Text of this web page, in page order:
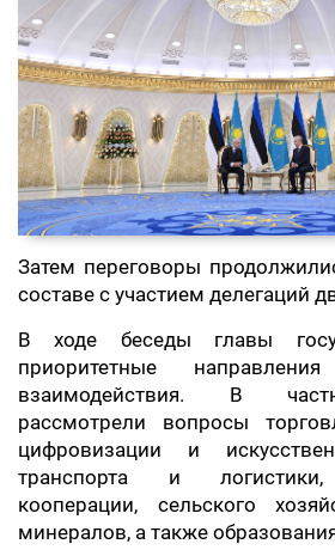
Затем переговоры
составе с участием делегаций
В ходе беседы главы
приоритетные
взаимодействия. В
рассмотрели вопросы
цифровизации и
транспорта и
кооперации, сельского
минералов, а также